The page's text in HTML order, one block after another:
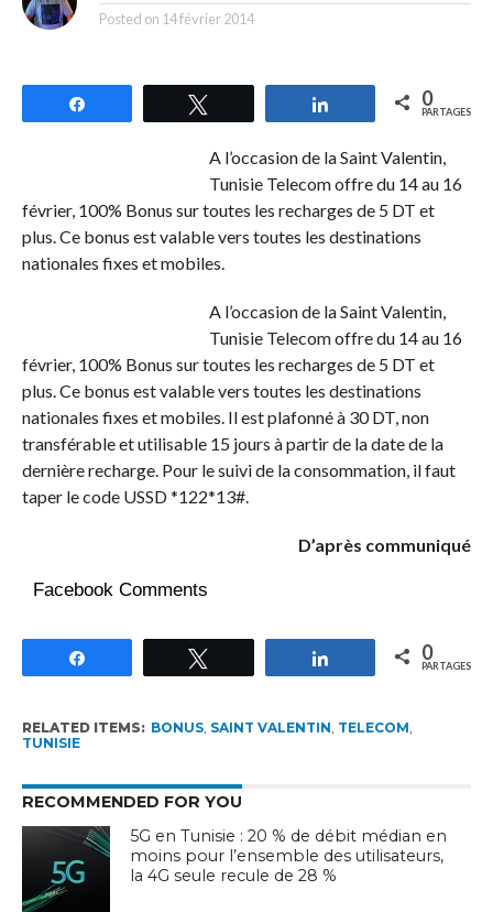
Posted on 14 février 2014
Partagez 0
PARTAGES
A l’occasion de la Saint Valentin,
Tunisie Telecom offre du 14 au 16
février, 100% Bonus sur toutes les recharges de 5 DT et
plus. Ce bonus est valable vers toutes les destinations
nationales fixes et mobiles.
A l’occasion de la Saint Valentin,
Tunisie Telecom offre du 14 au 16
février, 100% Bonus sur toutes les recharges de 5 DT et
plus. Ce bonus est valable vers toutes les destinations
nationales fixes et mobiles. Il est plafonné à 30 DT, non
transférable et utilisable 15 jours à partir de la date de la
dernière recharge. Pour le suivi de la consommation, il faut
taper le code USSD *122*13#.
D’après communiqué
Facebook Comments
Partagez 0
PARTAGES
RELATED ITEMS: BONUS, SAINT VALENTIN, TELECOM,
TUNISIE
RECOMMENDED FOR YOU
5G en Tunisie : 20 % de débit médian en
moins pour l’ensemble des utilisateurs,
la 4G seule recule de 28 %